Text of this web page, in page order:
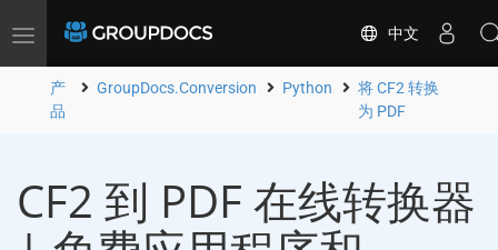
Toggle
中文
产
品
GroupDocs.Conversion Python
将 CF2 转换
为 PDF
CF2 到 PDF 在线转换器